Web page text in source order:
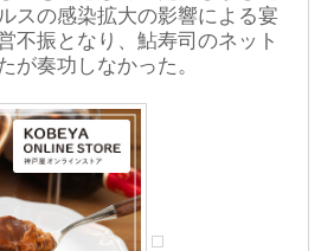
スの感染拡大の影響による宴
不振となり、鮎寿司のネット
が奏功しなかった。